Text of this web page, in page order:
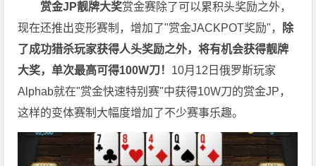
赏金JP靓牌大奖赏金赛除了可以累积头奖励之外，
现在还推出变形赛制，增加了"赏金JACKPOT奖励"，
除
了成功猎杀玩家获得人头奖励之外，将有机会获得靓牌
大奖，单次最高可得100W刀！ 10月12日俄罗斯玩家
Alphab就在"赏金快速特别赛"中获得10W刀的赏金JP，
这样的变体赛制大幅度增加了不少赛事乐趣。